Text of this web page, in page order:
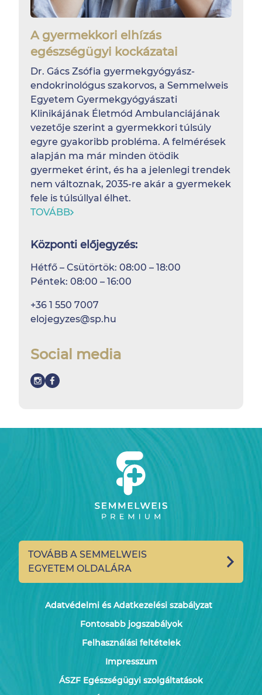
A gyermekkori elhízás
egészségügyi kockázatai
Dr. Gács Zsófia gyermekgyógyász-
endokrinológus szakorvos, a Semmelweis
Egyetem Gyermekgyógyászati
Klinikájának Életmód Ambulanciájának
vezetője szerint a gyermekkori túlsúly
egyre gyakoribb probléma. A felmérések
alapján ma már minden ötödik
gyermeket érint, és ha a jelenlegi trendek
nem változnak, 2035-re akár a gyermekek
fele is túlsúllyal élhet.
TOVÁBB
Központi előjegyzés:
Hétfő – Csütörtök: 08:00 – 18:00
Péntek: 08:00 – 16:00
+36 1 550 7007
elojegyzes@sp.hu
Social media
TOVÁBB A SEMMELWEIS
EGYETEM OLDALÁRA
Adatvédelmi és Adatkezelési szabályzat
Fontosabb jogszabályok
Felhasználási feltételek
Impresszum
ÁSZF Egészségügyi szolgáltatások